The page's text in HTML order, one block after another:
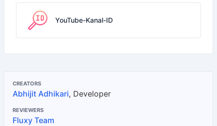
YouTube-Kanal-ID
CREATORS
Abhijit Adhikari, Developer
REVIEWERS
Fluxy Team